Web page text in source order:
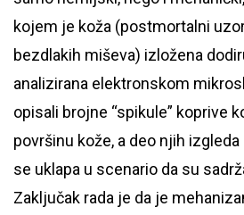
kojem je koža (postmortalni
bezdlakih miševa) izložena
analizirana elektronskom
opisali brojne “spikule” koprive
površinu kože, a deo njih izgleda
se uklapa u scenario da su
Zaključak rada je da je